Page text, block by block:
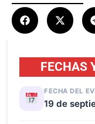
FECHAS
FECHA DEL
19 de